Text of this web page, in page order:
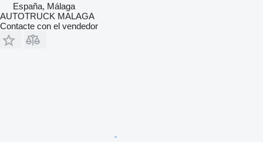
España, Málaga
AUTOTRUCK MALAGA
Contacte con el vendedor